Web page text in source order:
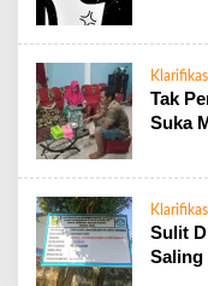
Tak
Suka
Sulit
Saling